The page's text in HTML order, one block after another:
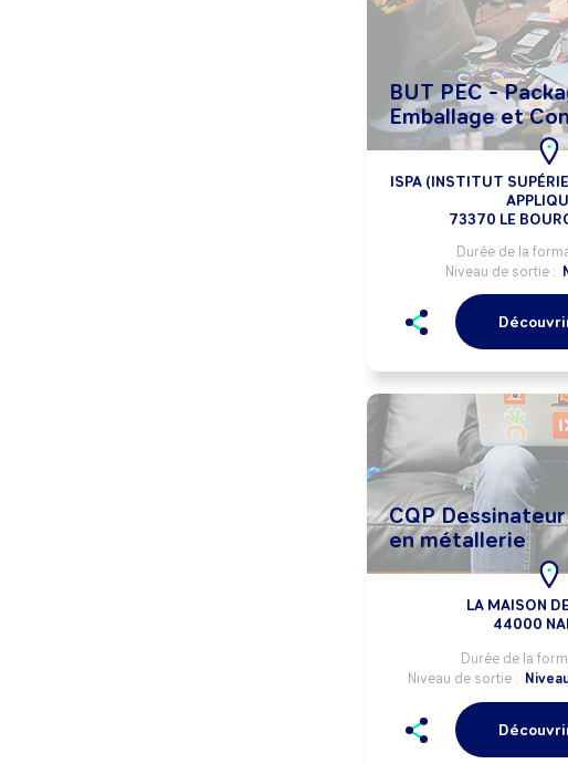
BUT PEC -
Emballage et
ISPA (INSTITUT
73370 LE
Durée de la
Niveau de sortie :
CQP
en métallerie
LA MAISON
44000
Durée de la
Niveau de sortie :